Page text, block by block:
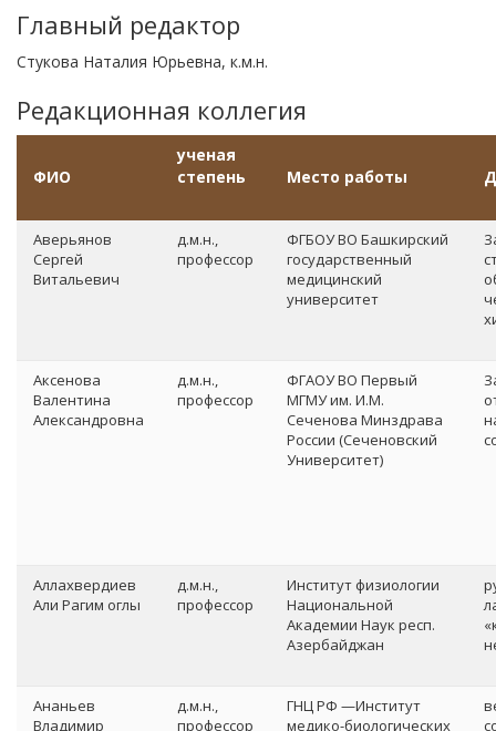
Главный редактор
Стукова Наталия Юрьевна, к.м.н.
Редакционная коллегия
ФИО
ученая
степень
Место работы
Аверьянов
Сергей
Витальевич
д.м.н.,
профессор
ФГБОУ ВО Башкирский
государственный
медицинский
университет
Аксенова
Валентина
Александровна
д.м.н.,
профессор
ФГАОУ ВО Первый
МГМУ им. И.М.
Сеченова Минздрава
России (Сеченовский
Университет)
Аллахвердиев
Али Рагим оглы
д.м.н.,
профессор
Институт физиологии
Национальной
Академии Наук респ.
Азербайджан
Ананьев
Владимир
д.м.н.,
профессор
ГНЦ РФ —Институт
медико-биологических